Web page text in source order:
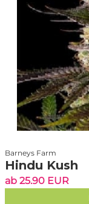
Barneys Farm
Hindu Kush
ab 25.90 EUR